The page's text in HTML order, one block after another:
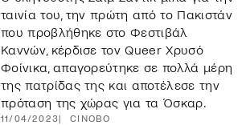
ταινία του, την πρώτη από το Πακιστάν
που προβλήθηκε στο Φεστιβάλ
Καννών, κέρδισε τον Queer Χρυσό
Φοίνικα, απαγορεύτηκε σε πολλά μέρη
της πατρίδας της και αποτέλεσε την
πρόταση της χώρας για τα Όσκαρ.
11/04/2023 CINOBO